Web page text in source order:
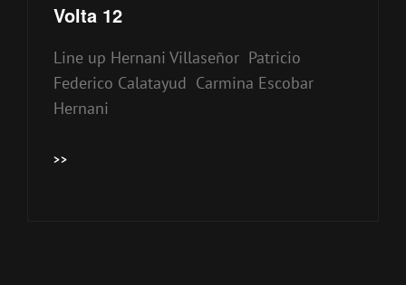
Volta 12
Line up Hernani Villaseñor Patricio
Federico Calatayud Carmina Escobar
Hernani
>>VOLTA